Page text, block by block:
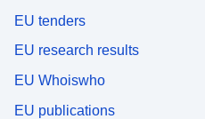
EU tenders
EU research results
EU Whoiswho
EU publications